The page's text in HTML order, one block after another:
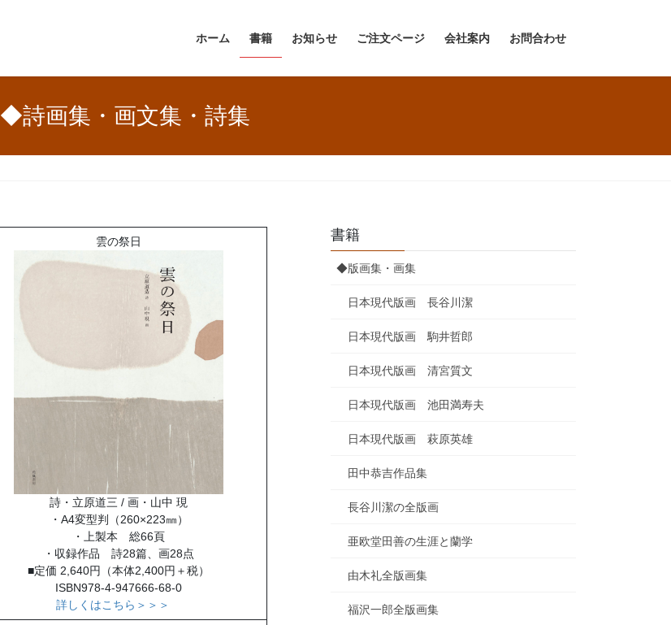
ホーム 書籍 お知らせ ご注文ページ 会社案内 お問合わせ
◆詩画集・画文集・詩集
雲の祭日
詩・立原道三 / 画・山中 現
・A4変型判（260×223㎜）
・上製本 総66頁
・収録作品 詩28篇、画28点
■定価 2,640円（本体2,400円＋税）
ISBN978-4-947666-68-0
詳しくはこちら＞＞＞
書籍
◆版画集・画集
日本現代版画 長谷川潔
日本現代版画 駒井哲郎
日本現代版画 清宮質文
日本現代版画 池田満寿夫
日本現代版画 萩原英雄
田中恭吉作品集
長谷川潔の全版画
亜欧堂田善の生涯と蘭学
由木礼全版画集
福沢一郎全版画集